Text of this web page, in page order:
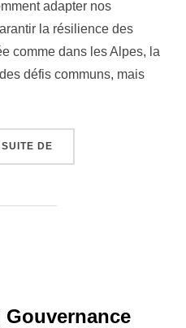
adapter nos
la résilience des
comme dans les Alpes, la
défis communs, mais
DE
Gouvernance